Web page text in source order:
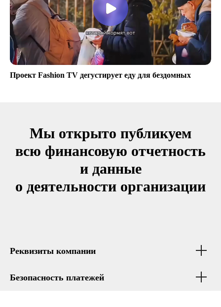
Проект Fashion TV дегустирует еду для бездомных
Мы открыто публикуем
всю финансовую отчетность
и данные
о деятельности организации
Реквизиты компании
Безопасность платежей